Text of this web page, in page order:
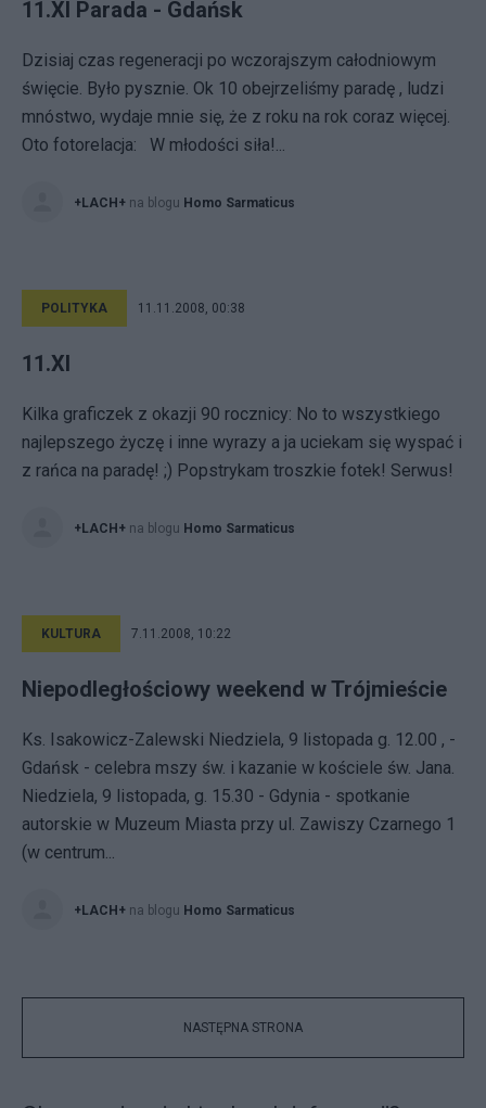
11.XI Parada - Gdańsk
Dzisiaj czas regeneracji po wczorajszym całodniowym
święcie. Było pysznie. Ok 10 obejrzeliśmy paradę , ludzi
mnóstwo, wydaje mnie się, że z roku na rok coraz więcej.
Oto fotorelacja: W młodości siła!...
+LACH+ na blogu Homo Sarmaticus
POLITYKA 11.11.2008, 00:38
11.XI
Kilka graficzek z okazji 90 rocznicy: No to wszystkiego
najlepszego życzę i inne wyrazy a ja uciekam się wyspać i
z rańca na paradę! ;) Popstrykam troszkie fotek! Serwus!
+LACH+ na blogu Homo Sarmaticus
KULTURA 7.11.2008, 10:22
Niepodległościowy weekend w Trójmieście
Ks. Isakowicz-Zalewski Niedziela, 9 listopada g. 12.00 , -
Gdańsk - celebra mszy św. i kazanie w kościele św. Jana.
Niedziela, 9 listopada, g. 15.30 - Gdynia - spotkanie
autorskie w Muzeum Miasta przy ul. Zawiszy Czarnego 1
(w centrum...
+LACH+ na blogu Homo Sarmaticus
NASTĘPNA STRONA